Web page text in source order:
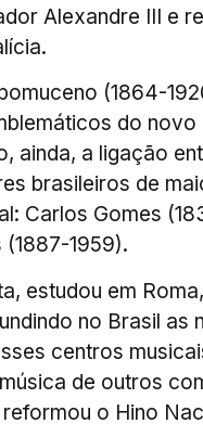
Alexandre III e
(1864-
do novo
ainda, a ligação
brasileiros de
Carlos Gomes
1959).
estudou em
no Brasil as
centros
de outros
o Hino